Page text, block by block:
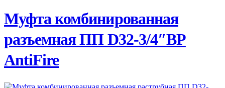
Муфта комбинированная
разъемная ПП D32-3/4″ВР
AntiFire